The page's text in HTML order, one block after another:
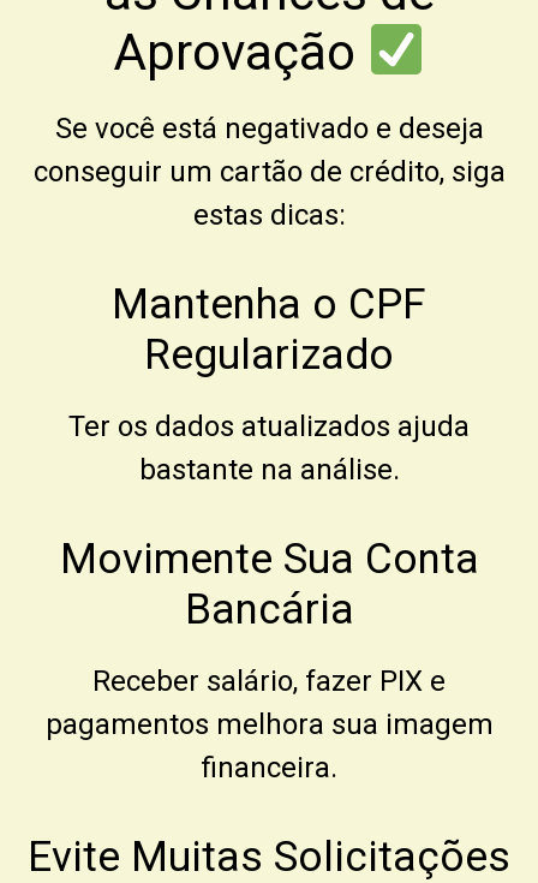
Aprovação
Se você está negativado e deseja
conseguir um cartão de crédito, siga
estas dicas:
Mantenha o CPF
Regularizado
Ter os dados atualizados ajuda
bastante na análise.
Movimente Sua Conta
Bancária
Receber salário, fazer PIX e
pagamentos melhora sua imagem
financeira.
Evite Muitas Solicitações